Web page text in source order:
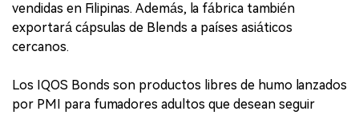
vendidas en Filipinas. Además, la fábrica también
exportará cápsulas de Blends a países asiáticos
cercanos.
Los IQOS Bonds son productos libres de humo lanzados
por PMI para fumadores adultos que desean seguir